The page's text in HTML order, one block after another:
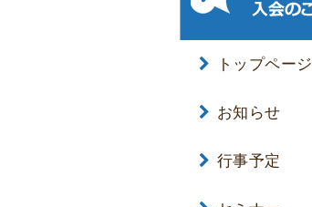
トップページ
お知らせ
行事予定